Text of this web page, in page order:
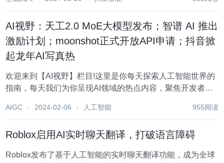
关重要。幸运的是，随着人工智能(AI 的进步，我们正在见证
AI视野：天工2.0 MoE大模型发布；智谱 AI 推出
激励计划；moonshot正式开放API申请；抖音掀
起龙年AI写真热
欢迎来到【AI视野】栏目!这里是你每天探索人工智能世界的
指南，每天我们为你呈现AI领域的热点内容，聚焦开发者，
了解：https://top.aibase.com/ ???AI新鲜事 智谱AI推出智
AIGC 2024-02-06 人工智能 955阅读
Roblox启用AI实时聊天翻译，打破语言障碍
Roblox发布了基于人工智能的实时聊天翻译功能，成为全球